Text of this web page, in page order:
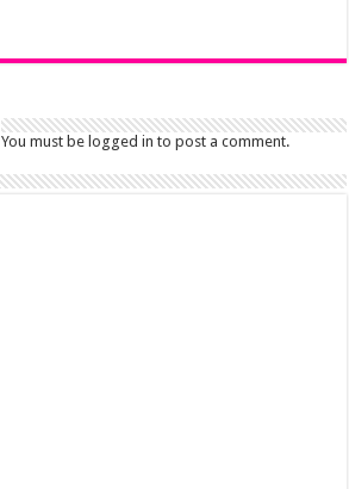
You must be logged in to post a comment.